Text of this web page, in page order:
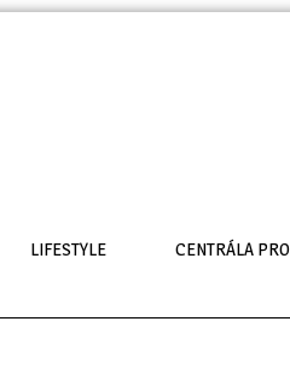
LIFESTYLE CENTRÁLA